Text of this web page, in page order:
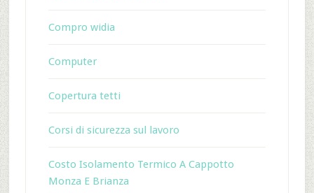
Compro widia
Computer
Copertura tetti
Corsi di sicurezza sul lavoro
Costo Isolamento Termico A Cappotto
Monza E Brianza